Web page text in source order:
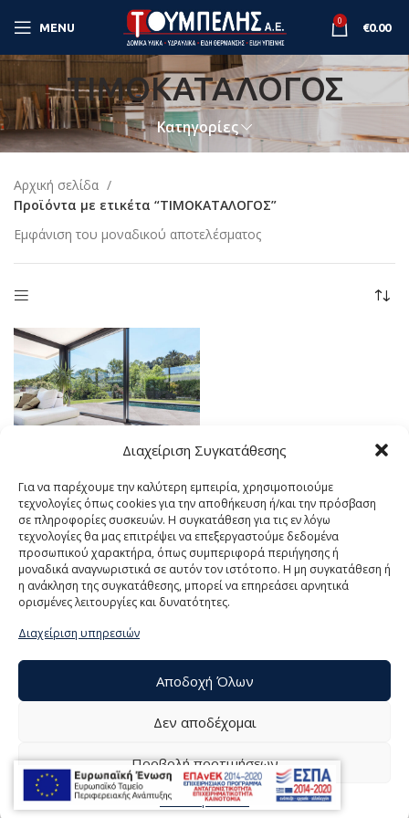
Διαχείριση Συγκατάθεσης
Για να παρέχουμε την καλύτερη εμπειρία, χρησιμοποιούμε
τεχνολογίες όπως cookies για την αποθήκευση ή/και την πρόσβαση
σε πληροφορίες συσκευών. Η συγκατάθεση για τις εν λόγω
τεχνολογίες θα μας επιτρέψει να επεξεργαστούμε δεδομένα
προσωπικού χαρακτήρα, όπως συμπεριφορά περιήγησης ή
μοναδικά αναγνωριστικά σε αυτόν τον ιστότοπο. Η μη συγκατάθεση ή
η ανάκληση της συγκατάθεσης, μπορεί να επηρεάσει αρνητικά
ορισμένες λειτουργίες και δυνατότητες.
Διαχείριση υπηρεσιών
Αποδοχή Όλων
Δεν αποδέχομαι
Προβολή προτιμήσεων
Πολιτική Cookies
MENU 0 €0.00
ΤΙΜΟΚΑΤΑΛΟΓΟΣ
Κατηγορίες
Αρχική σελίδα
Προϊόντα με ετικέτα “ΤΙΜΟΚΑΤΑΛΟΓΟΣ”
Εμφάνιση του μοναδικού αποτελέσματος
ΤΙΜΟΚΑΤΑΛΟΓΟΣ
ΠΛΑΚΙΔΙΩΝ
© 2021 ΤΟΥΜΠΕΛΗΣ Α.Ε., All Rights Reserved | Powered by